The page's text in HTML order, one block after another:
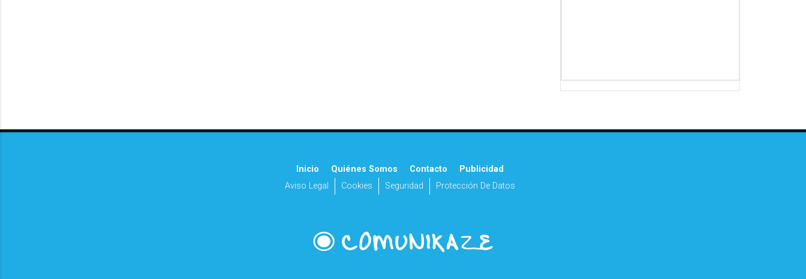
Inicio Quiénes Somos Contacto
Publicidad
Aviso Legal
Cookies Seguridad Protección De Datos